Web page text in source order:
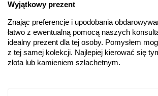
INNE PARAMETRY
Producent
odpowiedzialny:
WĘC-Twój Jubiler S.C.
Suchan, ul. Kurczaba 3,
679-25-92-107;
Bezpieczeństwo
- rodzaj
Nie nadaje się dla dzieci w
,Elementy w wyrobie
Wyjątkowy prezent
Znając preferencje i upodobania
łatwo z ewentualną pomocą naszych
idealny prezent dla tej osoby. Pomysłem
z tej samej kolekcji. Najlepiej kierować się
złota lub kamieniem szlachetnym.